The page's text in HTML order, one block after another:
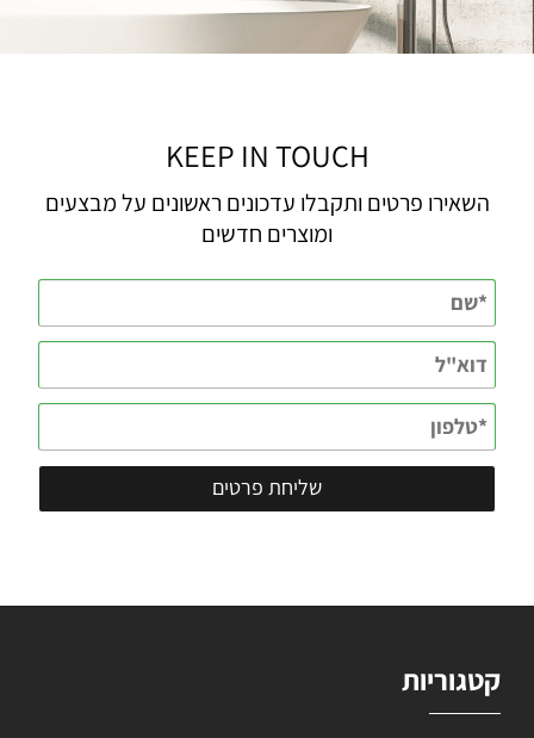
KEEP IN TOUCH
השאירו פרטים ותקבלו עדכונים ראשונים על מבצעים
ומוצרים חדשים
קטגוריות